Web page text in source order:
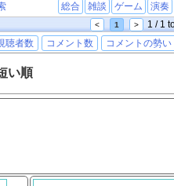
総合 雑談 ゲーム 演奏
< 1 >
1 / 1
聴者数 コメント数 コメントの勢い
い順